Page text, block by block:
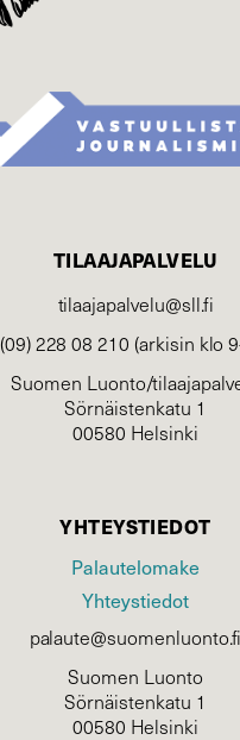
TILAAJAPALVELU
tilaajapalvelu@sll.fi
(09) 228 08 210 (arkisin klo
Suomen Luonto/
Sörnäistenkatu 1
00580 Helsinki
YHTEYSTIEDOT
Palautelomake
Yhteystiedot
palaute@suomenluonto.fi
Suomen Luonto
Sörnäistenkatu 1
00580 Helsinki